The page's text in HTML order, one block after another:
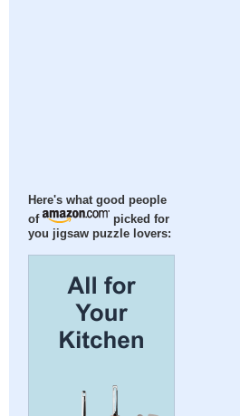
Here's what good people
of
picked for
you jigsaw puzzle lovers: